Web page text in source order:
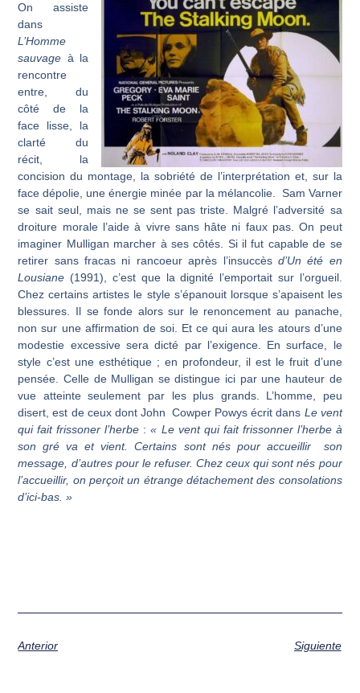
On assiste
dans
L’Homme
sauvage à la
rencontre
entre, du
côté de la
face lisse, la
clarté du
récit, la
concision du montage, la sobriété de l’interprétation et, sur la
face dépolie, une énergie minée par la mélancolie. Sam Varner
se sait seul, mais ne se sent pas triste. Malgré l’adversité sa
droiture morale l’aide à vivre sans hâte ni faux pas. On peut
imaginer Mulligan marcher à ses côtés. Si il fut capable de se
retirer sans fracas ni rancoeur après l’insuccès d’Un été en
Lousiane (1991), c’est que la dignité l’emportait sur l’orgueil.
Chez certains artistes le style s’épanouit lorsque s’apaisent les
blessures. Il se fonde alors sur le renoncement au panache,
non sur une affirmation de soi. Et ce qui aura les atours d’une
modestie excessive sera dicté par l’exigence. En surface, le
style c’est une esthétique ; en profondeur, il est le fruit d’une
pensée. Celle de Mulligan se distingue ici par une hauteur de
vue atteinte seulement par les plus grands. L’homme, peu
disert, est de ceux dont John Cowper Powys écrit dans Le vent
qui fait frissoner l’herbe : « Le vent qui fait frissonner l’herbe à
son gré va et vient. Certains sont nés pour accueillir son
message, d’autres pour le refuser. Chez ceux qui sont nés pour
l’accueillir, on perçoit un étrange détachement des consolations
d’ici-bas. »
Anterior Siguiente